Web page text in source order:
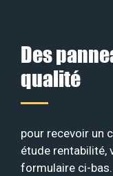
Des
qualité
pour recevoir un
étude rentabilité,
formulaire ci-bas.